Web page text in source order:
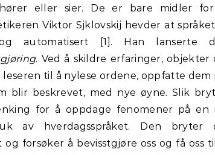
eller sier. De er bare midler
Viktor Sjklovskij hevder at
automatisert [1]. Han lanserte
. Ved å skildre erfaringer, objekter
til å nylese ordene, oppfatte dem
blir beskrevet, med nye øyne. Slik
for å oppdage fenomener på en
av hverdagsspråket. Den bryter
forsøker å bevisstgjøre oss og få oss